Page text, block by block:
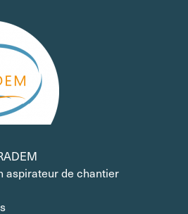
aspirateur de chantier